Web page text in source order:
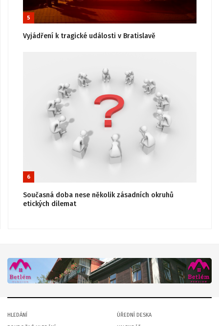
5
Vyjádření k tragické události v Bratislavě
6
Současná doba nese několik zásadních okruhů
etických dilemat
HLEDÁNÍ
ÚŘEDNÍ DESKA